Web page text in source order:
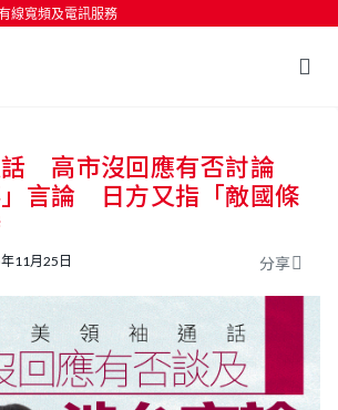
線寬頻及電訊服務
話 高市沒回應有否討論
」言論 日方又指「敵國條
11月25日 分享